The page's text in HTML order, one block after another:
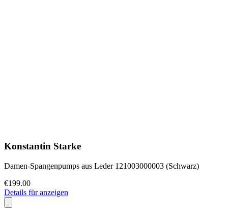
Konstantin Starke
Damen-Spangenpumps aus Leder 121003000003 (Schwarz)
€199.00
Details für anzeigen